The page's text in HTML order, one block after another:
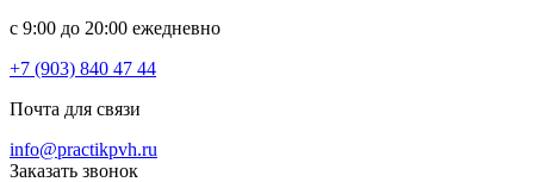
c 9:00 до 20:00 ежедневно
+7 (903) 840 47 44
Почта для связи
info@practikpvh.ru
Заказать звонок